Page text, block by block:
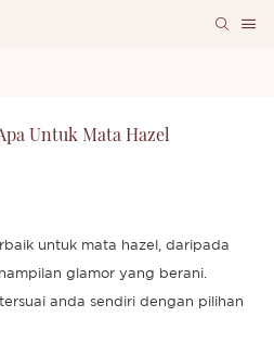
Untuk Mata Hazel
untuk mata hazel, daripada
glamor yang berani.
anda sendiri dengan pilihan